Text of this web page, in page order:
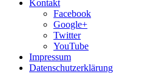
Kontakt
Facebook
Google+
Twitter
YouTube
Impressum
Datenschutzerklärung